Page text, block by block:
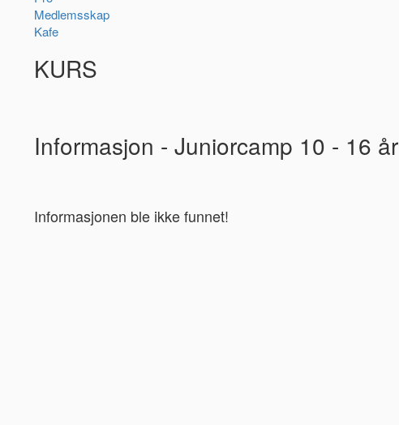
Medlemsskap
Kafe
KURS
Informasjon - Juniorcamp 10 - 16
Informasjonen ble ikke funnet!